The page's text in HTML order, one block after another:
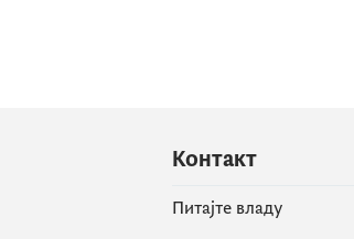
Контакт
Питајте владу